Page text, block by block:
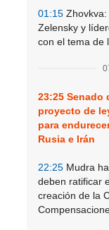
01:15
Zelensky y
con el tema de
23:25 Senado
proyecto de
para
Rusia e Irán
22:25 Mudra
deben ratificar
creación de la